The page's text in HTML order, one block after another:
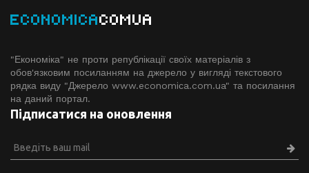
ECONOMICACOMUA
"Економіка" не проти републікації своїх матеріалів з
обов'язковим посиланням на джерело у вигляді текстового
рядка виду "Джерело www.economiсa.com.ua" та посилання
на даний портал.
Підписатися на оновлення